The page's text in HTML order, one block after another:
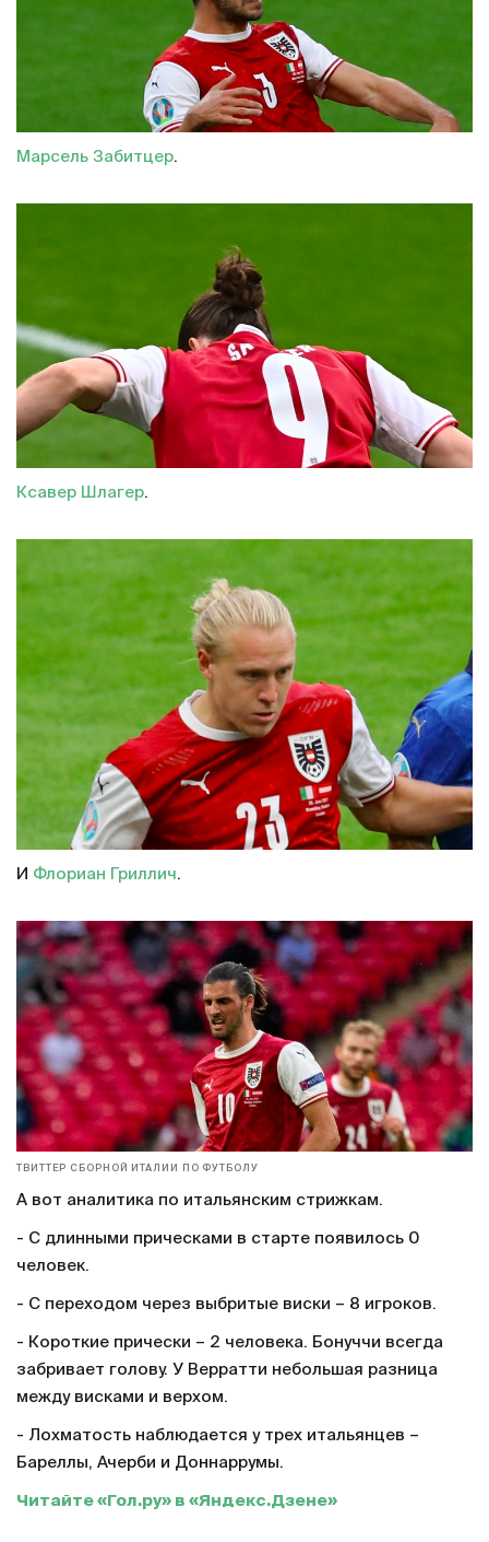
Марсель Забитцер.
Ксавер Шлагер.
И Флориан Гриллич.
ТВИТТЕР СБОРНОЙ ИТАЛИИ ПО ФУТБОЛУ
А вот аналитика по итальянским стрижкам.
- С длинными прическами в старте появилось 0
человек.
- С переходом через выбритые виски – 8 игроков.
- Короткие прически – 2 человека. Бонуччи всегда
забривает голову. У Верратти небольшая разница
между висками и верхом.
- Лохматость наблюдается у трех итальянцев –
Бареллы, Ачерби и Доннаррумы.
Читайте «Гол.ру» в «Яндекс.Дзене»